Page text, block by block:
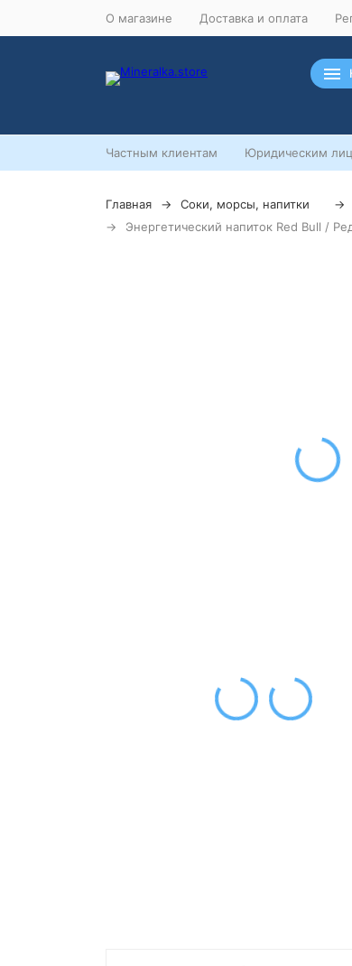
О магазине Доставка и оплата
Частным клиентам Юридическим
Главная Соки, морсы, напитки
Энергетический напиток Red Bull /